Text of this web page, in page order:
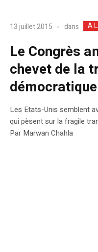
13 juillet 2015 dans A
Le Congrès
chevet de la
Les Etats-Unis semblent
qui pèsent sur la fragile
Par Marwan Chahla